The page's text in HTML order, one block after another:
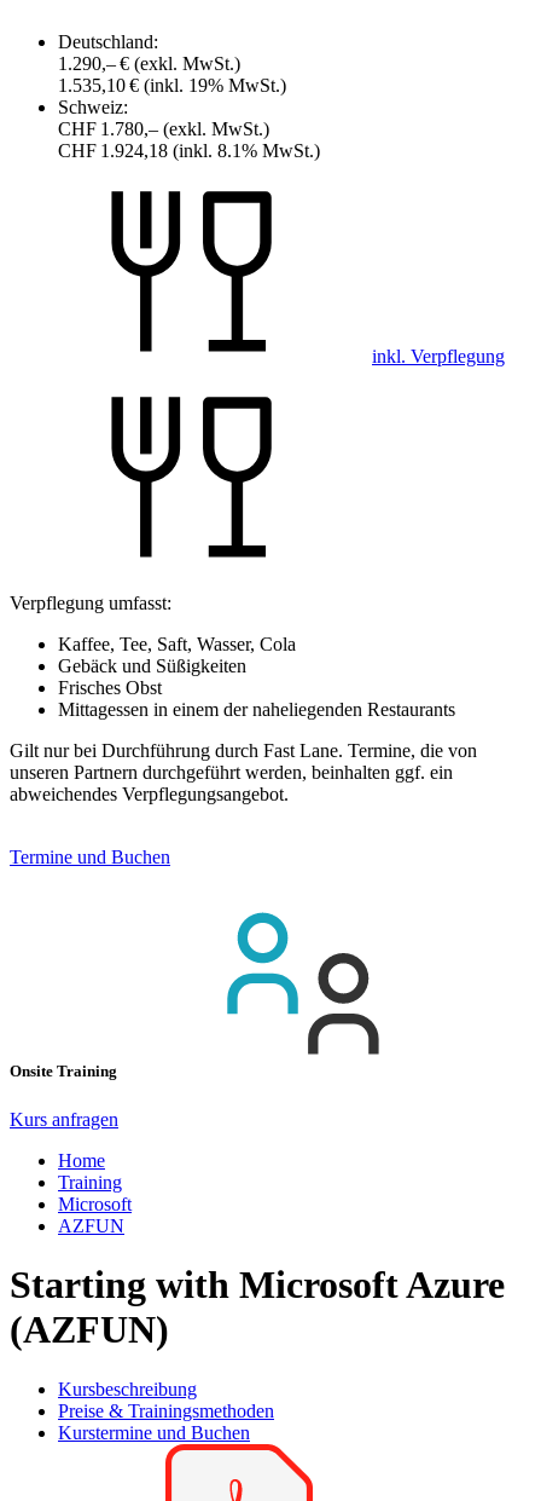
Deutschland:
1.290,– € (exkl. MwSt.)
1.535,10 € (inkl. 19% MwSt.)
Schweiz:
CHF 1.780,– (exkl. MwSt.)
CHF 1.924,18 (inkl. 8.1% MwSt.)
inkl. Verpflegung
Verpflegung umfasst:
Kaffee, Tee, Saft, Wasser, Cola
Gebäck und Süßigkeiten
Frisches Obst
Mittagessen in einem der naheliegenden Restaurants
Gilt nur bei Durchführung durch Fast Lane. Termine, die von
unseren Partnern durchgeführt werden, beinhalten ggf. ein
abweichendes Verpflegungsangebot.
Termine und Buchen
Onsite Training
Kurs anfragen
Home
Training
Microsoft
AZFUN
Starting with Microsoft Azure
(AZFUN)
Kursbeschreibung
Preise & Trainingsmethoden
Kurstermine und Buchen